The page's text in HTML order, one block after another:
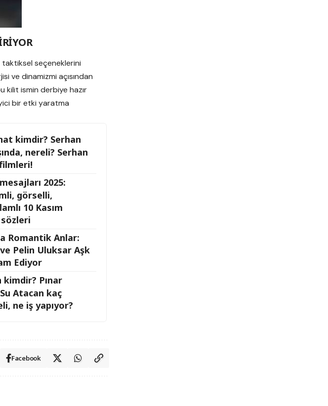
taktiksel seçeneklerini
ve dinamizmi açısından
kilit ismin derbiye hazır
bir etki yaratma
kimdir? Serhan
nereli? Serhan
2025:
görselli,
10 Kasım
Romantik Anlar:
Pelin Uluksar Aşk
Ediyor
kimdir? Pınar
Su Atacan kaç
ne iş yapıyor?
Facebook